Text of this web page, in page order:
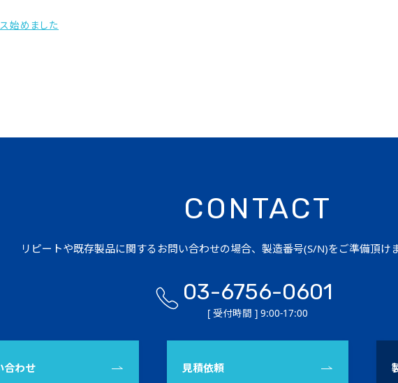
始めました
CONTACT
リピートや既存製品に関するお問い合わせの場合、製造番号(S/N)をご準備頂け
03-6756-0601
[ 受付時間 ] 9:00-17:00
合わせ 見積依頼